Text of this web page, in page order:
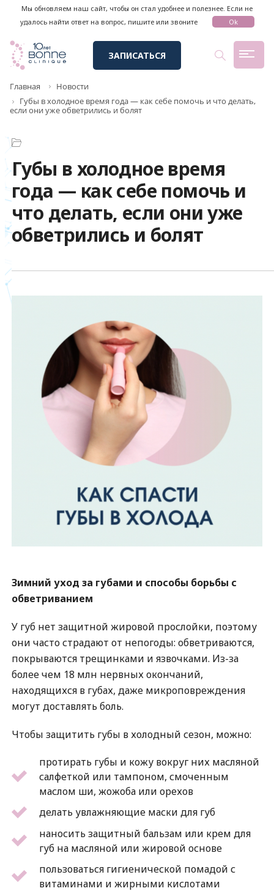
Мы обновляем наш сайт, чтобы он стал удобнее и полезнее. Если не
удалось найти ответ на вопрос, пишите или звоните
Ok
ЗАПИСАТЬСЯ
Главная
Новости
Губы в холодное время года — как себе помочь и что делать,
если они уже обветрились и болят
Губы в холодное время
года — как себе помочь и
что делать, если они уже
обветрились и болят
Зимний уход за губами и способы борьбы с
обветриванием
У губ нет защитной жировой прослойки, поэтому
они часто страдают от непогоды: обветриваются,
покрываются трещинками и язвочками. Из-за
более чем 18 млн нервных окончаний,
находящихся в губах, даже микроповреждения
могут доставлять боль.
Чтобы защитить губы в холодный сезон, можно:
протирать губы и кожу вокруг них масляной
салфеткой или тампоном, смоченным
маслом ши, жожоба или орехов
делать увлажняющие маски для губ
наносить защитный бальзам или крем для
губ на масляной или жировой основе
пользоваться гигиенической помадой с
витаминами и жирными кислотами